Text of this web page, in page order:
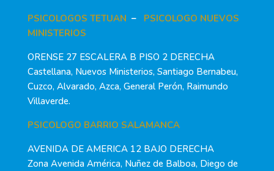
PSICOLOGOS TETUAN – PSICOLOGO NUEVOS
MINISTERIOS
ORENSE 27 ESCALERA B PISO 2 DERECHA
Castellana, Nuevos Ministerios, Santiago Bernabeu,
Cuzco, Alvarado, Azca, General Perón, Raimundo
Villaverde.
PSICOLOGO BARRIO SALAMANCA
AVENIDA DE AMERICA 12 BAJO DERECHA
Zona Avenida América, Nuñez de Balboa, Diego de